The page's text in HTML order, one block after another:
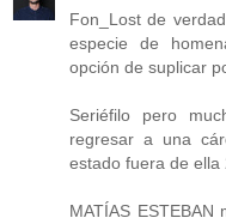
Fon_Lost de
especie de
opción de suplicar
Seriéfilo pero
regresar a una
estado fuera de
MATÍAS